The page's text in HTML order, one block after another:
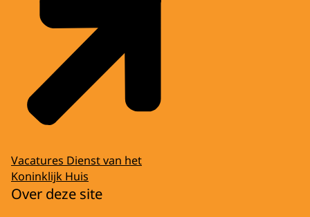
Vacatures Dienst van het
Koninklijk Huis
Over deze site